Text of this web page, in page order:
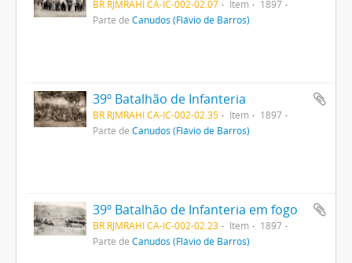
BR RJMRAHI CA-IC-002-02.07 Item
1897
Parte de Canudos (Flávio de Barros)
39º Batalhão de Infanteria
BR RJMRAHI CA-IC-002-02.35 Item
1897
Parte de Canudos (Flávio de Barros)
39º Batalhão de Infanteria em fogo
BR RJMRAHI CA-IC-002-02.23 Item
1897
Parte de Canudos (Flávio de Barros)